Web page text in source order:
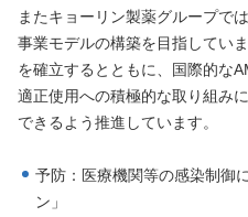
またキョーリン製薬グループで
事業モデルの構築を目指してい
を確立するとともに、国際的な
適正使用への積極的な取り組み
できるよう推進しています。
予防：医療機関等の感染制御
ン」